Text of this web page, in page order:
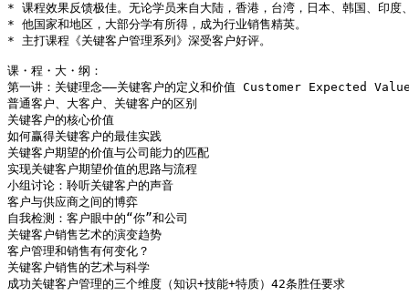
* 课程效果反馈极佳。无论学员来自大陆，香港，台湾，日本、韩国、印度
* 他国家和地区，大部分学有所得，成为行业销售精英。
* 主打课程《关键客户管理系列》深受客户好评。
课・程・大・纲：
第一讲：关键理念――关键客户的定义和价值 Customer Expected
普通客户、大客户、关键客户的区别
关键客户的核心价值
如何赢得关键客户的最佳实践
关键客户期望的价值与公司能力的匹配
实现关键客户期望价值的思路与流程
小组讨论：聆听关键客户的声音
客户与供应商之间的博弈
自我检测：客户眼中的“你”和公司
关键客户销售艺术的演变趋势
客户管理和销售有何变化？
关键客户销售的艺术与科学
成功关键客户管理的三个维度（知识+技能+特质）42条胜任要求